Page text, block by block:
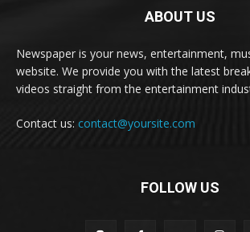
ABOUT US
Newspaper is your news, entertainment,
website. We provide you with the latest
videos straight from the entertainment
Contact us: contact@yoursite.com
FOLLOW US